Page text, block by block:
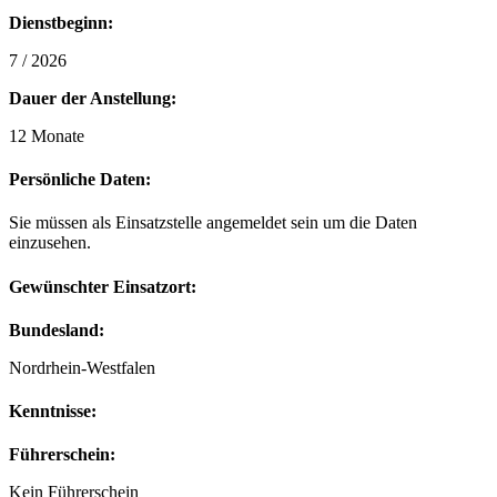
Dienstbeginn:
7 / 2026
Dauer der Anstellung:
12 Monate
Persönliche Daten:
Sie müssen als Einsatzstelle angemeldet sein um die Daten
einzusehen.
Gewünschter Einsatzort:
Bundesland:
Nordrhein-Westfalen
Kenntnisse:
Führerschein:
Kein Führerschein